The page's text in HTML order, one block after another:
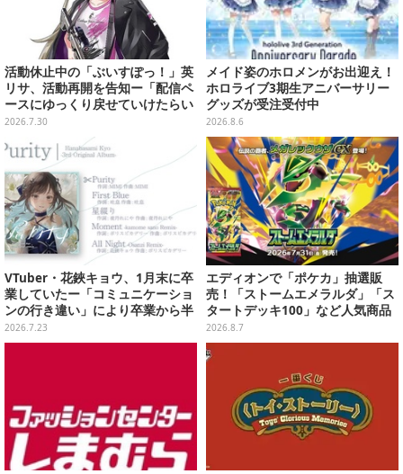
活動休止中の「ぶいすぽっ！」英
リサ、活動再開を告知ー「配信ペ
ースにゆっくり戻せていけたらい
いな」と意気込み
2026.7.30
メイド姿のホロメンがお出迎え！
ホロライブ3期生アニバーサリー
グッズが受注受付中
2026.8.6
VTuber・花鋏キョウ、1月末に卒
業していたー「コミュニケーショ
ンの行き違い」により卒業から半
年後に発表
2026.7.23
エディオンで「ポケカ」抽選販
売！「ストームエメラルダ」「ス
タートデッキ100」など人気商品
が対象
2026.8.7